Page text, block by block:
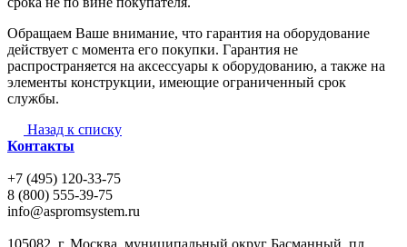
Обращаем Ваше внимание, что гарантия на оборудование
действует с момента его покупки. Гарантия не
распространяется на аксессуары к оборудованию, а также на
элементы конструкции, имеющие ограниченный срок
службы.
Назад к списку
Контакты
+7 (495) 120-33-75
8 (800) 555-39-75
info@aspromsystem.ru
105082, г. Москва, муниципальный округ Басманный, пл.